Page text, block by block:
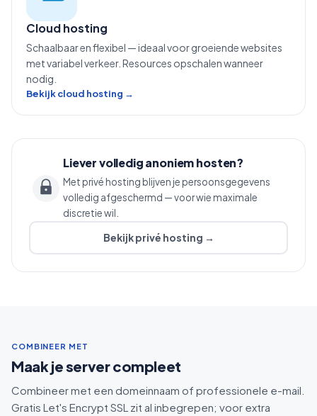
Cloud hosting
Schaalbaar en flexibel — ideaal voor groeiende websites
met variabel verkeer. Resources opschalen wanneer
nodig.
Bekijk cloud hosting →
Liever volledig anoniem hosten?
Met privé hosting blijven je persoonsgegevens
volledig afgeschermd — voor wie maximale
discretie wil.
Bekijk privé hosting →
COMBINEER MET
Maak je server compleet
Combineer met een domeinnaam of professionele e-mail.
Gratis Let's Encrypt SSL zit al inbegrepen; voor extra